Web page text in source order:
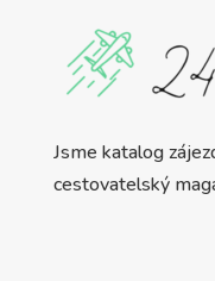
Jsme katalog
cestovatelský